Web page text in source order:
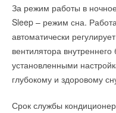
За режим работы в
Sleep – режим сна.
автоматически
вентилятора внутреннего
установленными
глубокому и здоровому
Срок службы
→ Выбор шаровых
ЖУРНАЛ СОК ФЕВРАЛЬ
→
лаборатории ЛЗТА
НОВОСТИ СОК 14
Комментарии
В этой теме еще нет
Добавить комментарий
Ваше имя *
Ваш E-mail *